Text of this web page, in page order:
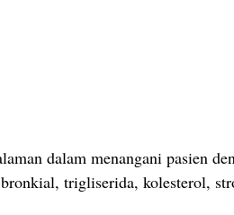
dalam menangani pasien
trigliserida, kolesterol,